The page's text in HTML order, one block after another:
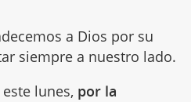
a Dios por su
siempre a nuestro lado.
lunes, por la